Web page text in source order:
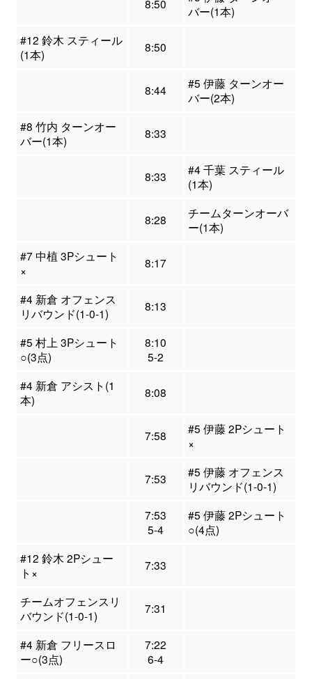
8:50
バー(1本)
#12 鈴木 スティール
(1本)
8:50
8:44
#5 伊藤 ターンオー
バー(2本)
#8 竹内 ターンオー
バー(1本)
8:33
8:33
#4 千葉 スティール
(1本)
8:28
チームターンオーバ
ー(1本)
#7 中植 3Pシュート
×
8:17
#4 新倉 オフェンス
リバウンド(1-0-1)
8:13
#5 村上 3Pシュート
○(3点)
8:10
5-2
#4 新倉 アシスト(1
本)
8:08
7:58
#5 伊藤 2Pシュート
×
7:53
#5 伊藤 オフェンス
リバウンド(1-0-1)
7:53
5-4
#5 伊藤 2Pシュート
○(4点)
#12 鈴木 2Pシュー
ト×
7:33
チームオフェンスリ
バウンド(1-0-1)
7:31
#4 新倉 フリースロ
ー○(3点)
7:22
6-4